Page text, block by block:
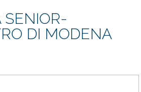
SENIOR-
DI MODENA